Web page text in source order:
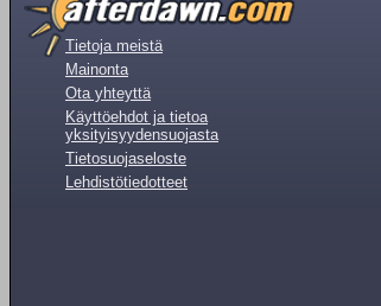
Tietoja meistä
Mainonta
Ota yhteyttä
Käyttöehdot ja tietoa
yksityisyydensuojasta
Tietosuojaseloste
Lehdistötiedotteet